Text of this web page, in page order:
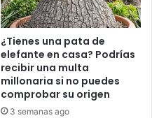
¿Tienes una pata de
elefante en casa? Podrías
recibir una multa
millonaria si no puedes
comprobar su origen
3 semanas ago